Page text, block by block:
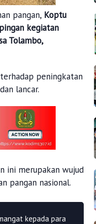
pangan, Koptu
kegiatan
Tolambo,
peningkatan
lancar.
ini merupakan wujud
pangan nasional.
kepada para